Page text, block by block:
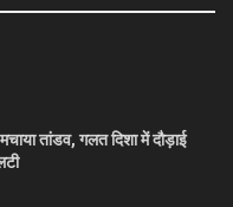
तांडव, गलत दिशा में दौड़ाई